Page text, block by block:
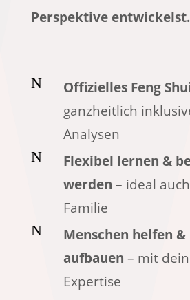
Perspektive entwickelst.
N Offizielles Feng
ganzheitlich
Analysen
N
Flexibel lernen &
werden – ideal
Familie
N
Menschen helfen
aufbauen – mit
Expertise